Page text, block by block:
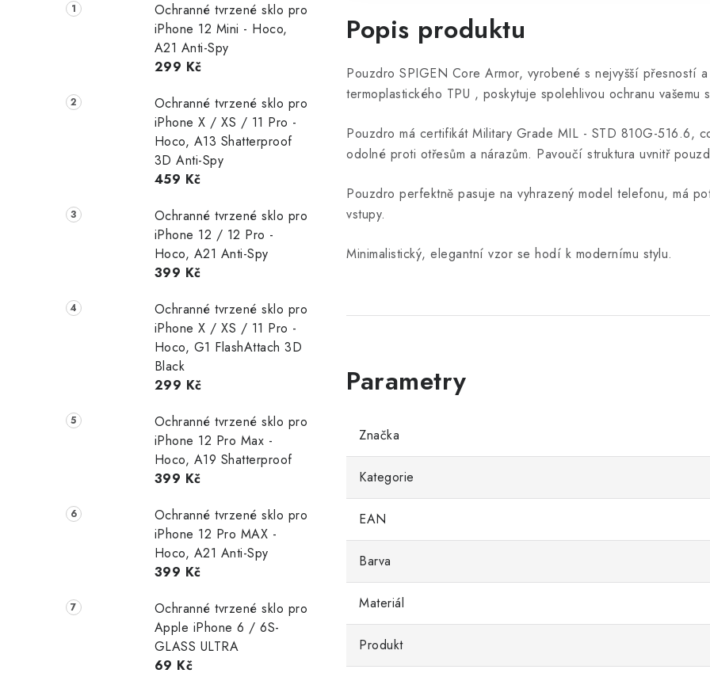
Ochranné tvrzené sklo pro
iPhone 12 Mini - Hoco,
A21 Anti-Spy
299 Kč
Ochranné tvrzené sklo pro
iPhone X / XS / 11 Pro -
Hoco, A13 Shatterproof
3D Anti-Spy
459 Kč
Ochranné tvrzené sklo pro
iPhone 12 / 12 Pro -
Hoco, A21 Anti-Spy
399 Kč
Ochranné tvrzené sklo pro
iPhone X / XS / 11 Pro -
Hoco, G1 FlashAttach 3D
Black
299 Kč
Ochranné tvrzené sklo pro
iPhone 12 Pro Max -
Hoco, A19 Shatterproof
399 Kč
Ochranné tvrzené sklo pro
iPhone 12 Pro MAX -
Hoco, A21 Anti-Spy
399 Kč
Ochranné tvrzené sklo pro
Apple iPhone 6 / 6S-
GLASS ULTRA
69 Kč
Popis produktu
Pouzdro SPIGEN Core Armor, vyrobené s nejvyšší přesností
termoplastického TPU , poskytuje spolehlivou ochranu vašemu
Pouzdro má certifikát Military Grade MIL - STD 810G-516.6,
odolné proti otřesům a nárazům. Pavoučí struktura uvnitř
Pouzdro perfektně pasuje na vyhrazený model telefonu, má
vstupy.
Minimalistický, elegantní vzor se hodí k modernímu stylu.
Značka
Kategorie
EAN
Barva
Materiál
Produkt